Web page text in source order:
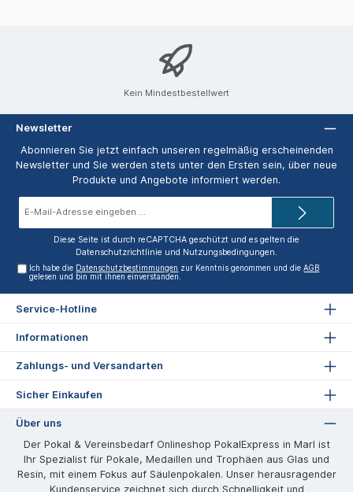
Kein Mindestbestellwert
Newsletter
Abonnieren Sie jetzt einfach unseren regelmäßig erscheinenden
Newsletter und Sie werden stets unter den Ersten sein, über neue
Produkte und Angebote informiert werden.
Diese Seite ist durch reCAPTCHA geschützt und es gelten die
Datenschutzrichtlinie und Nutzungsbedingungen.
Ich habe die Datenschutzbestimmungen zur Kenntnis genommen und dieAGB
gelesen und bin mit ihnen einverstanden.
Service-Hotline
Informationen
Zahlungs- und Versandarten
Sicher Einkaufen
Über uns
Der Pokal & Vereinsbedarf Onlineshop PokalExpress in Marl ist
Ihr Spezialist für Pokale, Medaillen und Trophäen aus Glas und
Resin, mit einem Fokus auf Säulenpokalen. Unser herausragender
Kundenservice zeichnet sich durch Schnelligkeit und